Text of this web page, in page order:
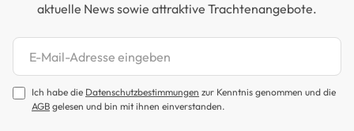
aktuelle News sowie attraktive Trachtenangebote.
Newsletter abonnieren
Ich habe die Datenschutzbestimmungen zur Kenntnis genommen und die
AGB gelesen und bin mit ihnen einverstanden.